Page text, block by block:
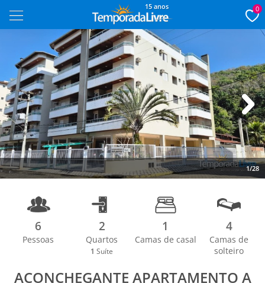
15 anos 0
1/28
Next
6
Pessoas
2
Quartos
1 Suíte
1
Camas de casal
4
Camas de
solteiro
ACONCHEGANTE APARTAMENTO A